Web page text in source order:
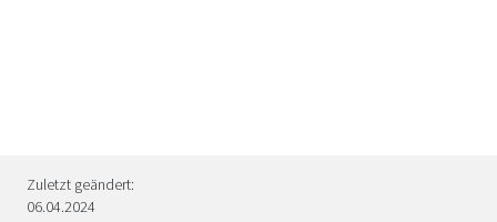
Zuletzt geändert:
06.04.2024